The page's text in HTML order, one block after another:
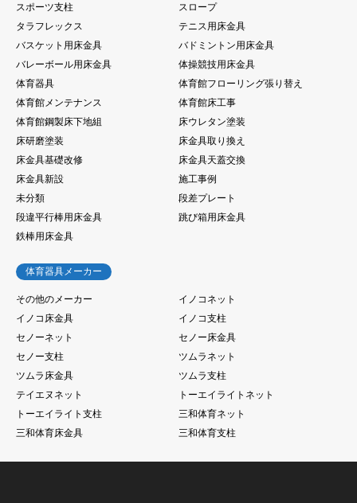
スポーツ支柱
スロープ
タラフレックス
テニス用床金具
バスケット用床金具
バドミントン用床金具
バレーボール用床金具
体操競技用床金具
体育器具
体育館フローリング張り替え
体育館メンテナンス
体育館床工事
体育館鋼製床下地組
床ウレタン塗装
床研磨塗装
床金具取り換え
床金具基礎改修
床金具天蓋交換
床金具新設
施工事例
未分類
段差プレート
段違平行棒用床金具
跳び箱用床金具
鉄棒用床金具
体育器具メーカー
その他のメーカー
イノコネット
イノコ床金具
イノコ支柱
セノーネット
セノー床金具
セノー支柱
ツムラネット
ツムラ床金具
ツムラ支柱
テイエヌネット
トーエイライトネット
トーエイライト支柱
三和体育ネット
三和体育床金具
三和体育支柱